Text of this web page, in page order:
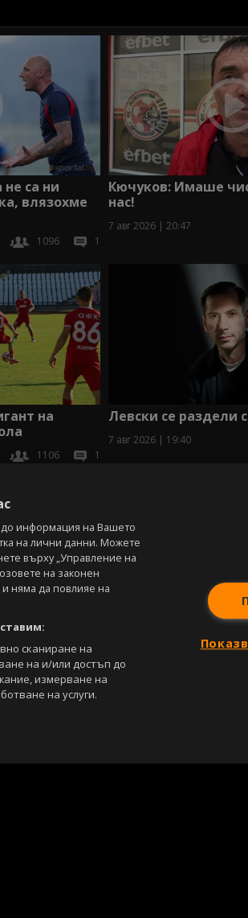
са ни
влязохме
1096 1
Кючуков: Имаше
нас!
7 авг 2026 | 20:47
на
1106 1
Левски се раздели
7 авг 2026 | 19:40
информация на Вашето
на лични данни. Можете
върху „Управление на
на законен
няма да повлияе на
сканиране на
на и/или достъп до
измерване на
на услуги.